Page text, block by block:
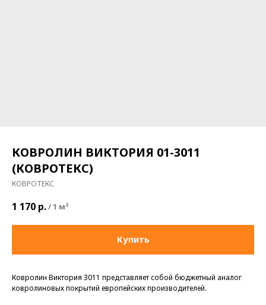
КОВРОЛИН ВИКТОРИЯ 01-3011
(КОВРОТЕКС)
КОВРОТЕКС
1 170 р./1 м²
Купить
Ковролин Виктория 3011 представляет собой бюджетный аналог
ковролиновых покрытий европейских производителей.